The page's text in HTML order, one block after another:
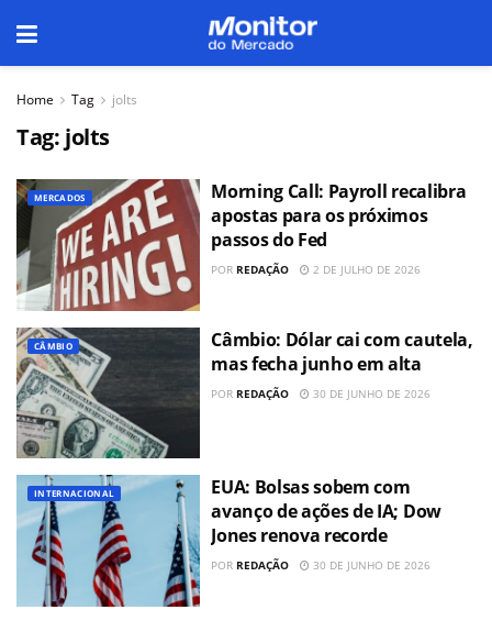
Home Tag jolts
Tag: jolts
MERCADOS
Morning Call: Payroll recalibra
apostas para os próximos
passos do Fed
POR REDAÇÃO 2 DE JULHO DE 2026
CÂMBIO
Câmbio: Dólar cai com cautela,
mas fecha junho em alta
POR REDAÇÃO 30 DE JUNHO DE 2026
INTERNACIONAL
EUA: Bolsas sobem com
avanço de ações de IA; Dow
Jones renova recorde
POR REDAÇÃO 30 DE JUNHO DE 2026